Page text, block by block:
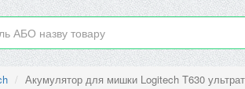
Акумулятор для мишки Logitech T630